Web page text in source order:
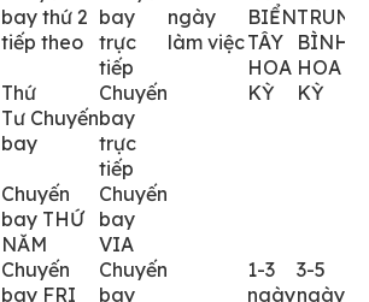
bay thứ 2
tiếp theo
bay
trực
tiếp
ngày
làm việc
BIỂN
TÂY
HOA
KỲ
TRUNG
BÌNH
HOA
KỲ
Thứ
Tư Chuyến
bay
Chuyến
bay
trực
tiếp
Chuyến
bay THỨ
NĂM
Chuyến
bay
VIA
Chuyến
bay FRI
Chuyến
bay
1-3
ngày
3-5
ngày